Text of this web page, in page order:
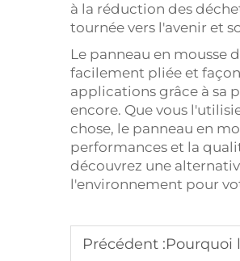
à la réduction des
tournée vers l'avenir et
Le panneau en mousse
facilement pliée et
applications grâce à sa
encore. Que vous
chose, le panneau en
performances et la
découvrez une
l'environnement pour
Précédent :Pourquoi le